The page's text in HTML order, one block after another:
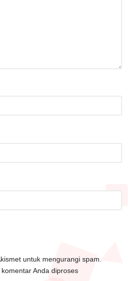
untuk mengurangi spam.
Anda diproses